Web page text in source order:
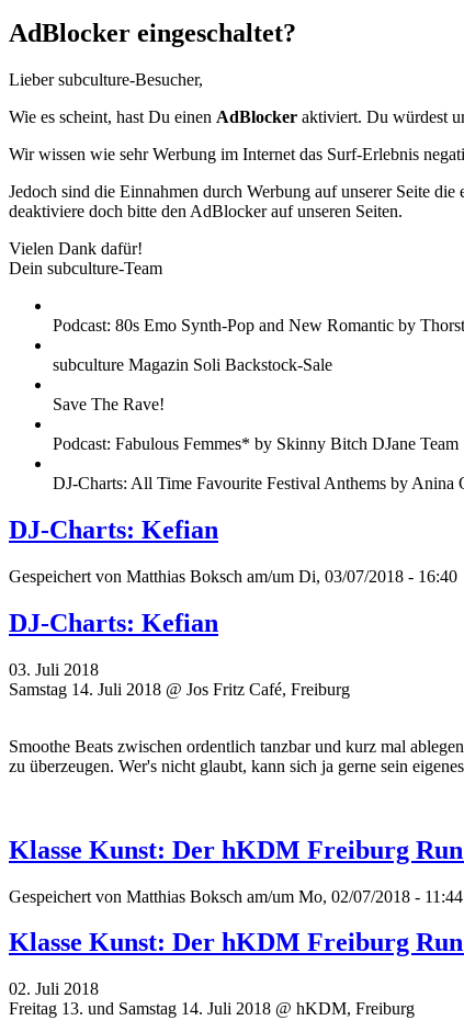
AdBlocker eingeschaltet?
Lieber subculture-Besucher,
Wie es scheint, hast Du einen AdBlocker aktiviert. Du würdest
Wir wissen wie sehr Werbung im Internet das Surf-Erlebnis
Jedoch sind die Einnahmen durch Werbung auf unserer Seite
deaktiviere doch bitte den AdBlocker auf unseren Seiten.
Vielen Dank dafür!
Dein subculture-Team
Podcast: 80s Emo Synth-Pop and New Romantic by
subculture Magazin Soli Backstock-Sale
Save The Rave!
Podcast: Fabulous Femmes* by Skinny Bitch DJane Team
DJ-Charts: All Time Favourite Festival Anthems by Anina
DJ-Charts: Kefian
Gespeichert von Matthias Boksch am/um Di, 03/07/2018 - 16:40
DJ-Charts: Kefian
03. Juli 2018
Samstag 14. Juli 2018 @ Jos Fritz Café, Freiburg
Smoothe Beats zwischen ordentlich tanzbar und kurz mal
zu überzeugen. Wer's nicht glaubt, kann sich ja gerne sein
Klasse Kunst: Der hKDM Freiburg
Gespeichert von Matthias Boksch am/um Mo, 02/07/2018 - 11:44
Klasse Kunst: Der hKDM Freiburg
02. Juli 2018
Freitag 13. und Samstag 14. Juli 2018 @ hKDM, Freiburg